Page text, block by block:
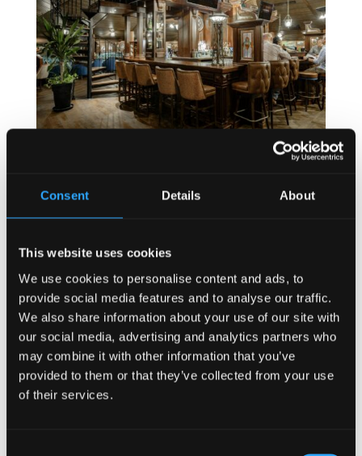
Consent Details About
This website uses cookies
We use cookies to personalise content and ads, to
provide social media features and to analyse our traffic.
We also share information about your use of our site with
our social media, advertising and analytics partners who
may combine it with other information that you’ve
provided to them or that they’ve collected from your use
of their services.
Pourquoi le design des pubs
irlandais fonctionne dans toutes les
Les pubs irlandais réussissent dans le
monde entier non pas parce qu’ils se
ressemblent partout, mais parce qu’ils
sont conçus autour de comportements
humains universels. Au cœur du
concept, les pubs irlandais
traditionnels privilégient la chaleur, la
simplicité et le lien social, des qualités